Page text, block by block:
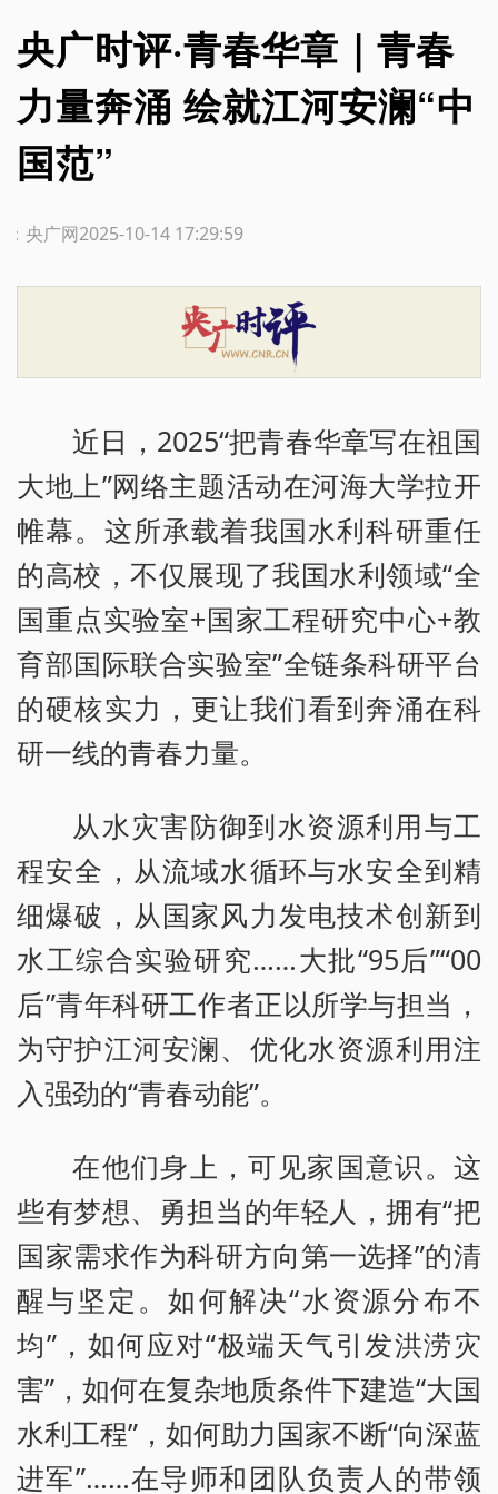
央广时评·青春华章｜青春
力量奔涌 绘就江河安澜“中
国范”
2025-10-14 17:29:59
：央广网
近日，2025“把青春华章写在祖国
大地上”网络主题活动在河海大学拉开
帷幕。这所承载着我国水利科研重任
的高校，不仅展现了我国水利领域“全
国重点实验室+国家工程研究中心+教
育部国际联合实验室”全链条科研平台
的硬核实力，更让我们看到奔涌在科
研一线的青春力量。
从水灾害防御到水资源利用与工
程安全，从流域水循环与水安全到精
细爆破，从国家风力发电技术创新到
水工综合实验研究……大批“95后”“00
后”青年科研工作者正以所学与担当，
为守护江河安澜、优化水资源利用注
入强劲的“青春动能”。
在他们身上，可见家国意识。这
些有梦想、勇担当的年轻人，拥有“把
国家需求作为科研方向第一选择”的清
醒与坚定。如何解决“水资源分布不
均”，如何应对“极端天气引发洪涝灾
害”，如何在复杂地质条件下建造“大国
水利工程”，如何助力国家不断“向深蓝
进军”……在导师和团队负责人的带领